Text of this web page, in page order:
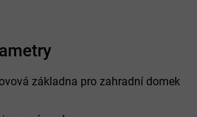
základna pro zahradní domek